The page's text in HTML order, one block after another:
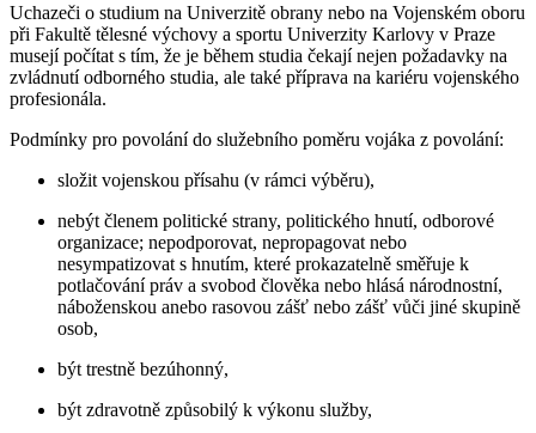
Uchazeči o studium na Univerzitě obrany nebo na Vojenském oboru
při Fakultě tělesné výchovy a sportu Univerzity Karlovy v Praze
musejí počítat s tím, že je během studia čekají nejen požadavky na
zvládnutí odborného studia, ale také příprava na kariéru vojenského
profesionála.
Podmínky pro povolání do služebního poměru vojáka z povolání:
složit vojenskou přísahu (v rámci výběru),
nebýt členem politické strany, politického hnutí, odborové
organizace; nepodporovat, nepropagovat nebo
nesympatizovat s hnutím, které prokazatelně směřuje k
potlačování práv a svobod člověka nebo hlásá národnostní,
náboženskou anebo rasovou zášť nebo zášť vůči jiné skupině
osob,
být trestně bezúhonný,
být zdravotně způsobilý k výkonu služby,